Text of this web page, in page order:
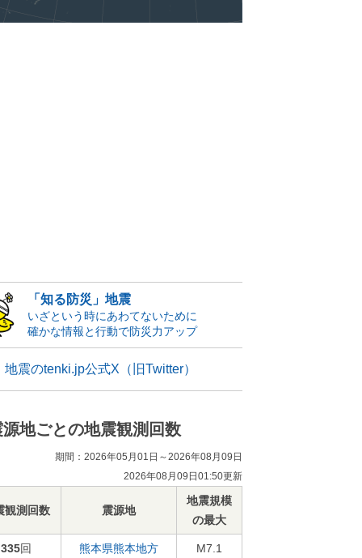
「知る防災」地震
いざという時にあわてないために
確かな情報と行動で防災力アップ
地震のtenki.jp公式X（旧Twitter）
源地ごとの地震観測回数
期間：2026年05月01日～2026年08月09日
2026年08月09日01:50更新
観測回数 震源地
地震規模
の最大
335回 熊本県熊本地方 M7.1